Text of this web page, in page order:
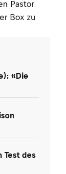
Pastor
Box zu
«Die
Test des